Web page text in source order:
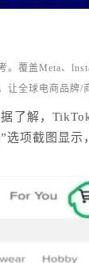
。覆盖Meta、
让全球电商品牌/
了解，
项截图显